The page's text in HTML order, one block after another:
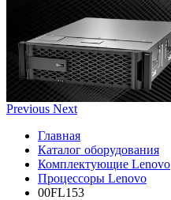
Previous Next
Главная
Каталог оборудования
Комплектующие Lenovo
Процессоры Lenovo
00FL153